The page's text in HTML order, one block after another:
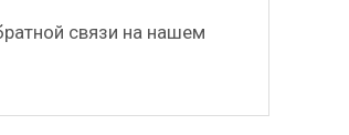
связи на нашем